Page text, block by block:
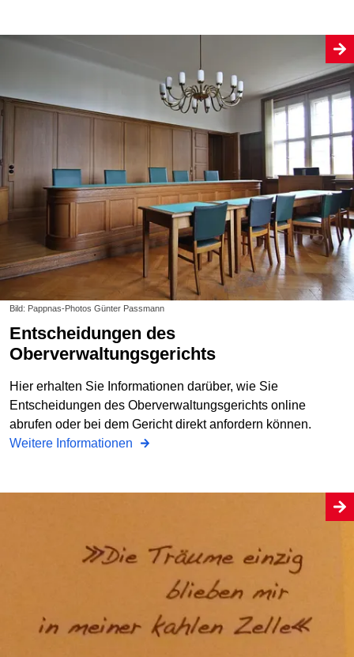
Bild: Pappnas-Photos Günter Passmann
Entscheidungen des
Oberverwaltungsgerichts
Hier erhalten Sie Informationen darüber, wie Sie
Entscheidungen des Oberverwaltungsgerichts online
abrufen oder bei dem Gericht direkt anfordern können.
Weitere Informationen